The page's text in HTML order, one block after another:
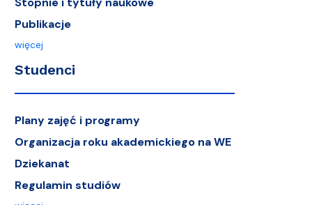
Publikacje
więcej
Studenci
Plany zajęć i programy
Organizacja roku akademickiego na WE
Dziekanat
Regulamin studiów